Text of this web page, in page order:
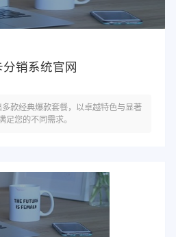
分销系统官网
款经典爆款套餐，以卓越特色与显著
足您的不同需求。